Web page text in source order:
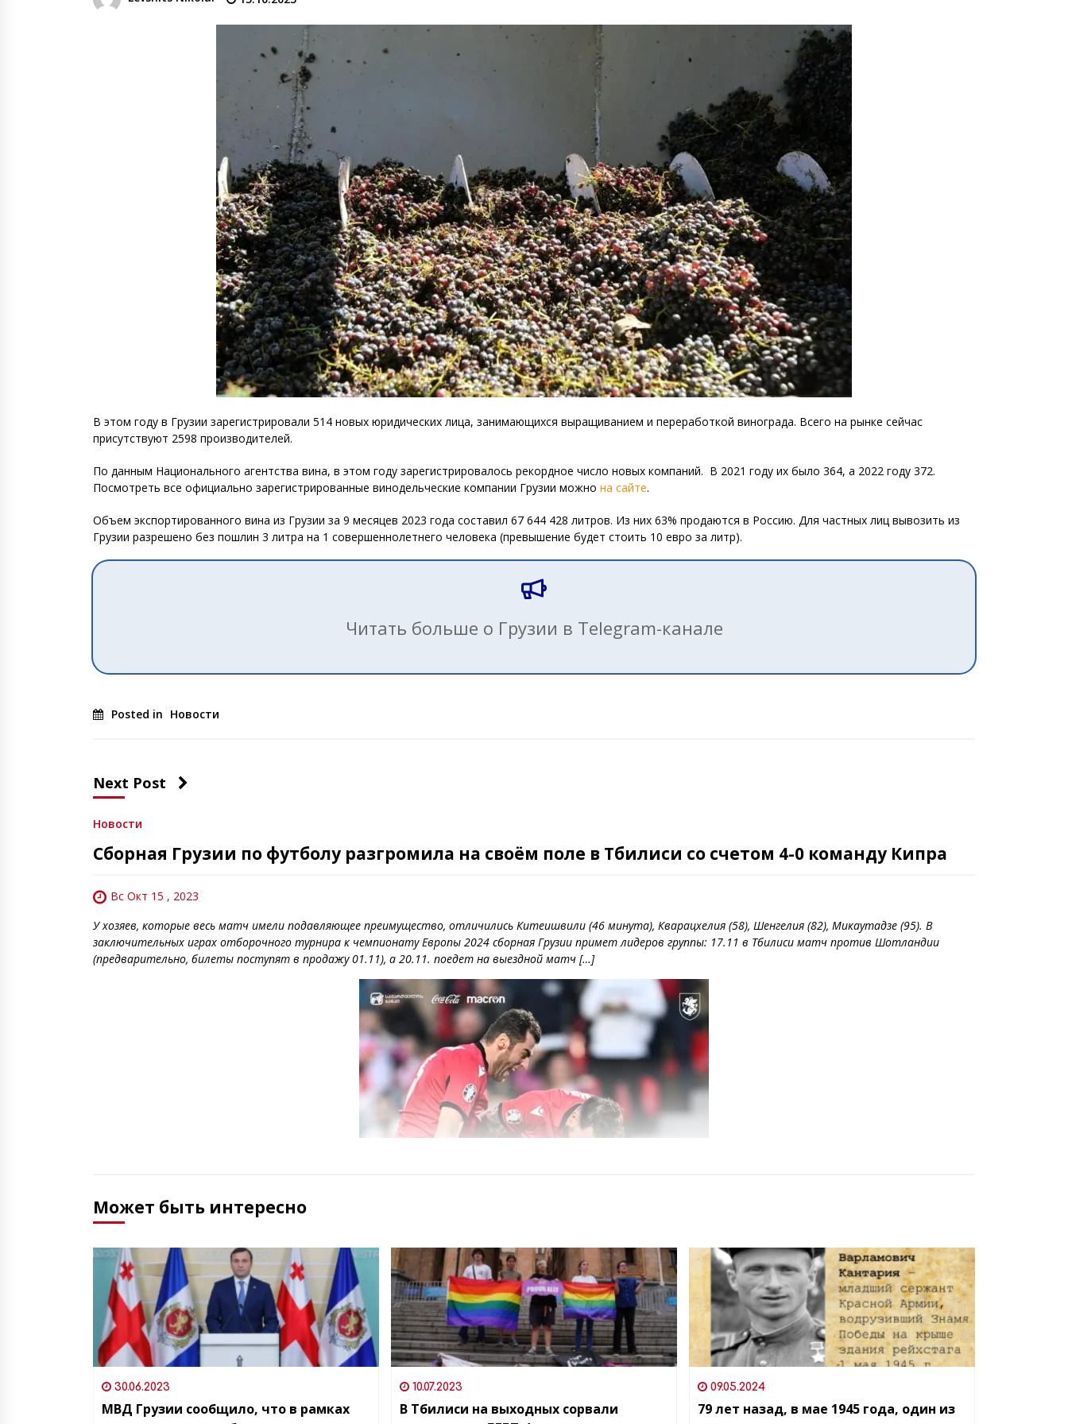
денежных переводов из
Грузию за одну неделю
увеличился на 64%
другие фильмы —
кинотеатральный дайджест
02.08.2026
маршрутом и нарушают правила
02.08.2026
Российские СМИ и паблики
намеренно разгоняют тему
плохих отношений между
грузинами и русскими
Самые популярные имена и
Юные звезды соцсетей Ана-
Мария и Ева Бутиашвили: как
вырасти за год до полумиллиона
подписчиков.
01.08.2026
Любовь или продуманная акция
—сюжет Данилы и Ануки набрал
более 10 миллионов просмотров
за несколько дней
01.08.2026
Сеть OnePrice полностью ушла с
рынка и прекратила свою
деятельность в Грузии, на её
место пришла “Ambari”
01.08.2026
Где покупать книги на русском
языке в Тбилиси — подборка
магазинов
01.08.2026
В этом году в Грузии зарегистрировали 514 новых юридических лица, занимающихся выращиванием и переработкой винограда. Всего на рынке сейчас
присутствуют 2598 производителей.
По данным Национального агентства вина, в этом году зарегистрировалось рекордное число новых компаний. В 2021 году их было 364, а 2022 году 372.
Посмотреть все официально зарегистрированные винодельческие компании Грузии можно на сайте.
Объем экспортированного вина из Грузии за 9 месяцев 2023 года составил 67 644 428 литров. Из них 63% продаются в Россию. Для частных лиц вывозить из
Грузии разрешено без пошлин 3 литра на 1 совершеннолетнего человека (превышение будет стоить 10 евро за литр).
Читать больше о Грузии в Telegram-канале
Posted in Новости
Next Post
Новости
Сборная Грузии по футболу разгромила на своём поле в Тбилиси со счетом 4-0 команду Кипра
Вс Окт 15 , 2023
У хозяев, которые весь матч имели подавляющее преимущество, отличились Китеишвили (46 минута), Кварацхелия (58), Шенгелия (82), Микаутадзе (95). В
заключительных играх отборочного турнира к чемпионату Европы 2024 сборная Грузии примет лидеров группы: 17.11 в Тбилиси матч против Шотландии
(предварительно, билеты поступят в продажу 01.11), а 20.11. поедет на выездной матч […]
Может быть интересно
30.06.2023
МВД Грузии сообщило, что в рамках
10.07.2023
В Тбилиси на выходных сорвали
09.05.2024
79 лет назад, в мае 1945 года, один из